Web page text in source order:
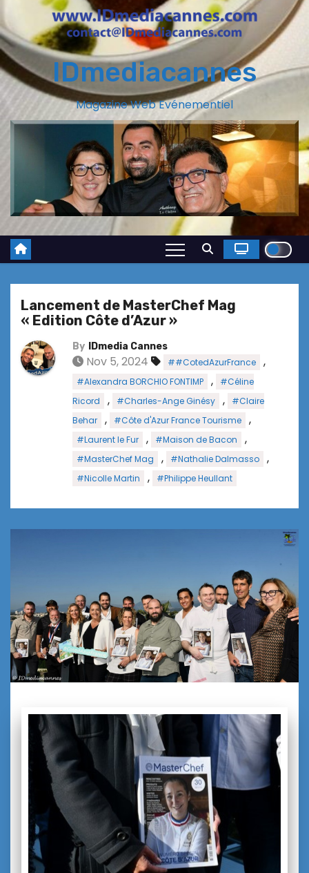
IDmediacannes
Magazine Web Evénementiel
Lancement de MasterChef Mag
« Edition Côte d’Azur »
By IDmedia Cannes
Nov 5, 2024 ##CotedAzurFrance ,
#Alexandra BORCHIO FONTIMP ,
#Céline
Ricord
, #Charles-Ange Ginésy ,
#Claire
Behar
, #Côte d'Azur France Tourisme ,
#Laurent le Fur , #Maison de Bacon ,
#MasterChef Mag , #Nathalie Dalmasso ,
#Nicolle Martin , #Philippe Heullant